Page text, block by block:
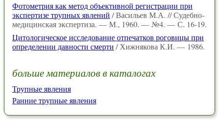
Фотометрия как метод объективной регистрации при
экспертизе трупных явлений / Васильев М.А. // Судебно-
медицинская экспертиза. — М., 1960. — №4. — С. 16-19.
Цитологическое исследование отпечатков роговицы при
определении давности смерти / Хижнякова К.И. — 1986.
больше материалов в каталогах
Трупные явления
Ранние трупные явления